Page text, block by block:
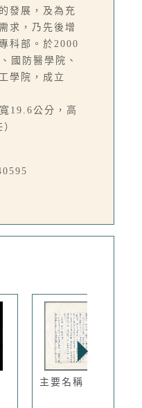
發展，及為充
求，乃先後增
科部。於2000
國防醫學院、
學院，成立
19.6公分，高
主要名稱：無題